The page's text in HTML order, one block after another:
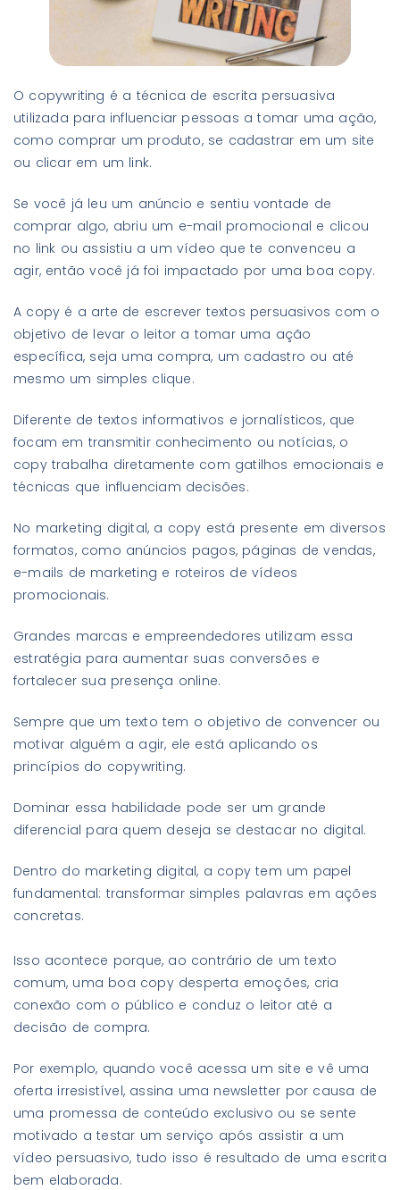
O copywriting é a técnica de escrita persuasiva
utilizada para influenciar pessoas a tomar uma ação,
como comprar um produto, se cadastrar em um site
ou clicar em um link.
Se você já leu um anúncio e sentiu vontade de
comprar algo, abriu um e-mail promocional e clicou
no link ou assistiu a um vídeo que te convenceu a
agir, então você já foi impactado por uma boa copy.
A copy é a arte de escrever textos persuasivos com o
objetivo de levar o leitor a tomar uma ação
específica, seja uma compra, um cadastro ou até
mesmo um simples clique.
Diferente de textos informativos e jornalísticos, que
focam em transmitir conhecimento ou notícias, o
copy trabalha diretamente com gatilhos emocionais e
técnicas que influenciam decisões.
No marketing digital, a copy está presente em diversos
formatos, como anúncios pagos, páginas de vendas,
e-mails de marketing e roteiros de vídeos
promocionais.
Grandes marcas e empreendedores utilizam essa
estratégia para aumentar suas conversões e
fortalecer sua presença online.
Sempre que um texto tem o objetivo de convencer ou
motivar alguém a agir, ele está aplicando os
princípios do copywriting.
Dominar essa habilidade pode ser um grande
diferencial para quem deseja se destacar no digital.
Dentro do marketing digital, a copy tem um papel
fundamental: transformar simples palavras em ações
concretas.
Isso acontece porque, ao contrário de um texto
comum, uma boa copy desperta emoções, cria
conexão com o público e conduz o leitor até a
decisão de compra.
Por exemplo, quando você acessa um site e vê uma
oferta irresistível, assina uma newsletter por causa de
uma promessa de conteúdo exclusivo ou se sente
motivado a testar um serviço após assistir a um
vídeo persuasivo, tudo isso é resultado de uma escrita
bem elaborada.